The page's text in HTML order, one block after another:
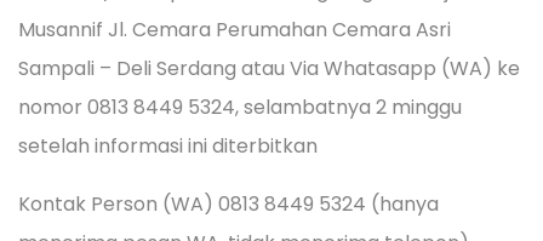
Musannif Jl. Cemara Perumahan Cemara Asri
Sampali – Deli Serdang atau Via Whatasapp (WA) ke
nomor 0813 8449 5324, selambatnya 2 minggu
setelah informasi ini diterbitkan
Kontak Person (WA) 0813 8449 5324 (hanya